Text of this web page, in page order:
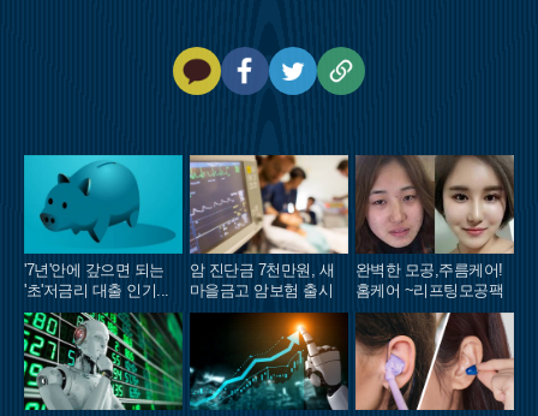
톡
북
복
사
'7년'안에 갚으면 되는
'초'저금리 대출 인기...
암 진단금 7천만원, 새
마을금고 암보험 출시
완벽한 모공,주름케어!
홈케어 ~리프팅모공팩